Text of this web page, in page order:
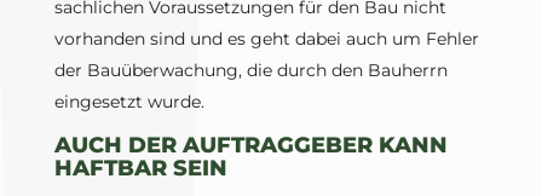
sachlichen Voraussetzungen für den Bau nicht
vorhanden sind und es geht dabei auch um Fehler
der Bauüberwachung, die durch den Bauherrn
eingesetzt wurde.
AUCH DER AUFTRAGGEBER KANN
HAFTBAR SEIN